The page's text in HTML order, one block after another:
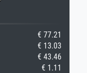
€ 77.21
€ 13.03
€ 43.46
€ 1.11